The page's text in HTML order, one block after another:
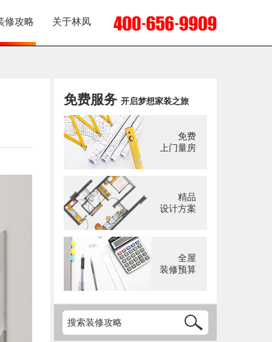
修攻略 关于林凤
免费服务 开启梦想家装之旅
免费
上门量房
精品
设计方案
全屋
装修预算